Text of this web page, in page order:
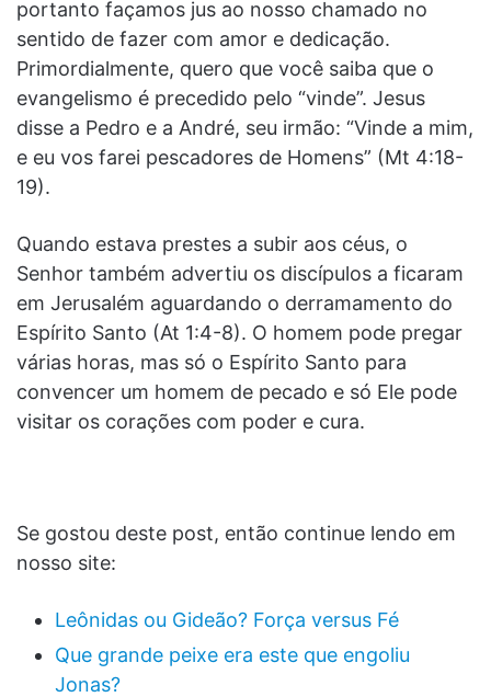
portanto façamos jus ao nosso chamado no
sentido de fazer com amor e dedicação.
Primordialmente, quero que você saiba que o
evangelismo é precedido pelo “vinde”. Jesus
disse a Pedro e a André, seu irmão: “Vinde a mim,
e eu vos farei pescadores de Homens” (Mt 4:18-
19).
Quando estava prestes a subir aos céus, o
Senhor também advertiu os discípulos a ficaram
em Jerusalém aguardando o derramamento do
Espírito Santo (At 1:4-8). O homem pode pregar
várias horas, mas só o Espírito Santo para
convencer um homem de pecado e só Ele pode
visitar os corações com poder e cura.
Se gostou deste post, então continue lendo em
nosso site:
Leônidas ou Gideão? Força versus Fé
Que grande peixe era este que engoliu
Jonas?